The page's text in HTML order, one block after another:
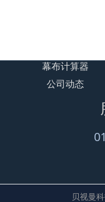
幕布计算器
公司动态
贝视曼